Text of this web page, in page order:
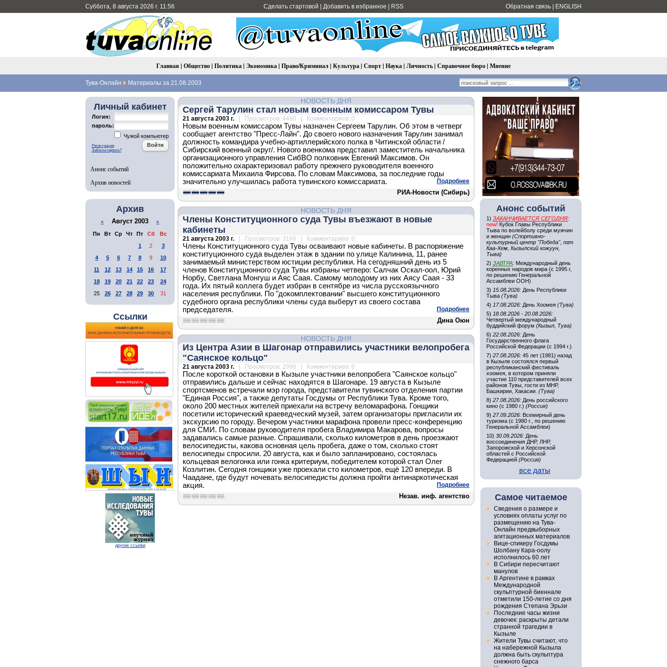
Суббота, 8 августа 2026 г. 11:56 Сделать стартовой Добавить в избранное RSS Обратная связь ENGLISH
Главная | Общество| Политика| Экономика| Право/Криминал| Культура| Спорт| Наука| Личность| Справочное бюро| Мнение
Тува-Онлайн Материалы за 21.08.2003
Личный кабинет
Логин:
пароль:
Чужой компьютер
Регистрация
Забыли пароль?
Анонс событий
Архив новостей
Архив
« Август 2003 »
Пн Вт Ср Чт Пт Сб
Вс
1
2
3
4
5 6 7 8 9
10
11
12 13 14 15 16
17
18
19 20 21 22 23
24
25
26 27 28 29 30 31
Ссылки
другие ссылки
НОВОСТЬ ДНЯ
Сергей Тарулин стал новым военным комиссаром Тувы
21 августа 2003 г. | Просмотров: 4480 | Комментариев: 0
Новым военным комиссаром Тувы назначен Сергеем Тарулин. Об этом в четверг
сообщает агентство "Пресс-Лайн". До своего нового назначения Тарулин занимал
должность командира учебно-артиллерийского полка в Читинской области /
Сибирский военный округ/. Нового военкома представил заместитель начальника
организационного управления СибВО полковник Евгений Максимов. Он
положительно охарактеризовал работу прежнего руководителя военного
комиссариата Михаила Фирсова. По словам Максимова, за последние годы
значительно улучшилась работа тувинского комиссариата.
Подробнее
РИА-Новости (Сибирь)
НОВОСТЬ ДНЯ
Члены Конституционного суда Тувы въезжают в новые
кабинеты
21 августа 2003 г. | Просмотров: 3166 | Комментариев: 0
Члены Конституционного суда Тувы осваивают новые кабинеты. В распоряжение
конституционного суда выделен этаж в здании по улице Калинина, 11, ранее
занимаемый министерством юстиции республики. На сегодняшний день из 5
членов Конституционного суда Тувы избраны четверо: Салчак Оскал-оол, Юрий
Норбу, Светлана Монгуш и Аяс Саая. Самому молодому из них Аясу Саая - 33
года. Их пятый коллега будет избран в сентябре из числа русскоязычного
населения республики. По "докомплектовании" высшего конституционного
судебного органа республики члены суда выберут из своего состава
председателя.
Подробнее
Дина Оюн
НОВОСТЬ ДНЯ
Из Центра Азии в Шагонар отправились участники велопробега
"Саянское кольцо"
21 августа 2003 г. | Просмотров: 2996 | Комментариев: 0
После короткой остановки в Кызыле участники велопробега "Саянское кольцо"
отправились дальше и сейчас находятся в Шагонаре. 19 августа в Кызыле
спортсменов встречали мэр города, представители тувинского отделения партии
"Единая Россия", а также депутаты Госдумы от Республики Тува. Кроме того,
около 200 местных жителей приехали на встречу веломарафона. Гонщики
посетили исторический краеведческий музей, затем организаторы пригласили их
экскурсию по городу. Вечером участники марафона провели пресс-конференцию
для СМИ. По словам руководителя пробега Владимира Макарова, вопросы
задавались самые разные. Спрашивали, сколько километров в день проезжают
велосипедисты, какова основная цель пробега, даже о том, сколько стоят
велосипеды спросили. 20 августа, как и было запланировано, состоялась
кольцевая велогонка или гонка критериум, победителем которой стал Олег
Козлитин. Сегодня гонщики уже проехали сто километров, ещё 120 впереди. В
Чаадане, где будут ночевать велосипедисты должна пройти антинаркотическая
акция.
Подробнее
Незав. инф. агентство
Анонс событий
1) ЗАКАНЧИВАЕТСЯ СЕГОДНЯ:
new! Кубок Главы Республики
Тыва по волейболу среди мужчин
и женщин (Спортивно-
культурный центр "Победа", пгт
Каа-Хем, Кызылский кожуун,
Тыва)
2) ЗАВТРА: Международный день
коренных народов мира (с 1995 г,
по решению Генеральной
Ассамблеи ООН)
3) 15.08.2026: День Республики
Тыва (Тува)
4) 17.08.2026: День Хоомея (Тува)
5) 18.08.2026 - 20.08.2026:
Четвертый международный
буддийский форум (Кызыл, Тува)
6) 22.08.2026: День
Государственного флага
Российской Федерации (с 1994 г.)
7) 27.08.2026: 45 лет (1981) назад
в Кызыле состоялся первый
республиканский фестиваль
хоомея, в котором приняли
участие 110 представителей всех
районов Тувы, гости из МНР,
Башкирии, Хакасии. (Тува)
8) 27.08.2026: День российского
кино (с 1980 г.) (Россия)
9) 27.09.2026: Всемирный день
туризма (с 1980 г., по решению
Генеральной Ассамблеи)
10) 30.09.2026: День
воссоединения ДНР, ЛНР,
Запорожской и Херсонской
областей с Российской
Федерацией (Россия)
все даты
Самое читаемое
Сведения о размере и
условиях оплаты услуг по
размещению на Тува-
Онлайн предвыборных
агитационных материалов
Вице-спикеру Госдумы
Шолбану Кара-оолу
исполнилось 60 лет
В Сибири пересчитают
манулов
В Аргентине в рамках
Международной
скульптурной биеннале
отметили 150-летие со дня
рождения Степана Эрьзи
Последние часы жизни
девочек: раскрыты детали
странной трагедии в
Кызыле
Жители Тувы считают, что
на набережной Кызыла
должна быть скульптура
снежного барса